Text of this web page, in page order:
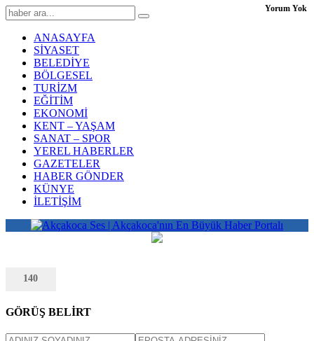
ANASAYFA
SİYASET
BELEDİYE
BÖLGESEL
TURİZM
EĞİTİM
EKONOMİ
KENT – YAŞAM
SANAT – SPOR
YEREL HABERLER
GAZETELER
HABER GÖNDER
KÜNYE
İLETİŞİM
140
GÖRÜŞ BELİRT
Yorum Yok